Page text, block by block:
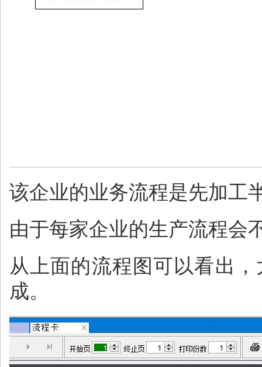
该企业的业务流程是先加工
由于每家企业的生产流程会
从上面的流程图可以看出
成。